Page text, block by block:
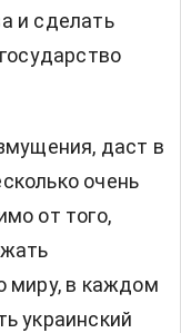
и сделать
даст в
очень
от того,
миру, в каждом
украинский